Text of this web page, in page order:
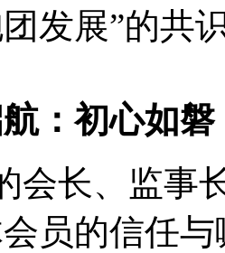
发展”的共
：初心如
长、监事
员的信任